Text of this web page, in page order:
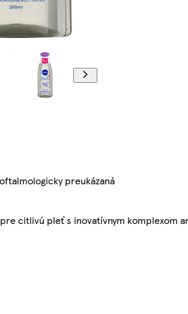
preukázaná
citlivú pleť s inovatívnym komplexom